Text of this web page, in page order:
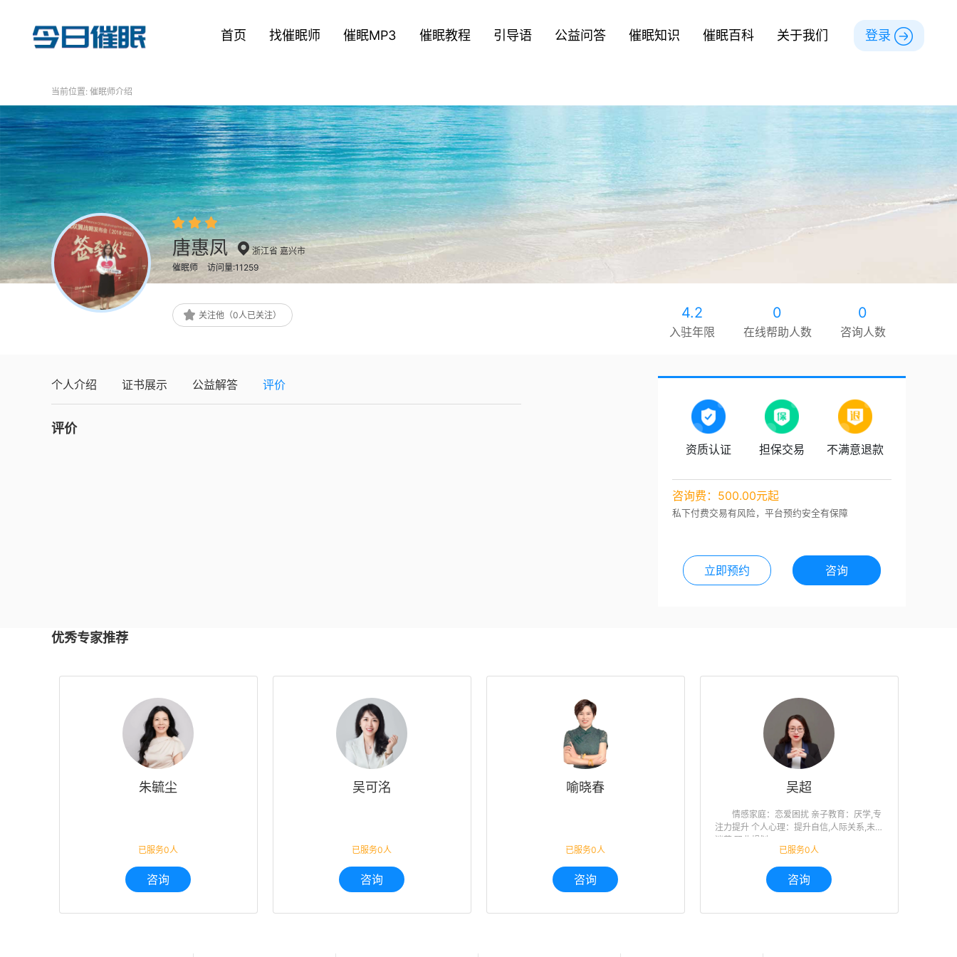
首页 找催眠师 催眠MP3 催眠教程 引导语 公益问答 催眠知识 催眠百科 关于我们 登录
当前位置: 催眠师介绍
唐惠凤
浙江省 嘉兴市
催眠师
访问量:11259
关注他（0人已关注） 4.2
入驻年限
0
在线帮助人数
0
咨询人数
个人介绍 证书展示 公益解答 评价
评价
资质认证 担保交易 不满意退款
咨询费：500.00元起
私下付费交易有风险，平台预约安全有保障
立即预约 咨询
优秀专家推荐
朱毓尘
已服务0人
咨询
吴可洺
已服务0人
咨询
喻晓春
已服务0人
咨询
吴超
情感家庭：恋爱困扰 亲子教育：厌学,专
注力提升 个人心理：提升自信,人际关系,未来
迷茫,职业规划
已服务0人
咨询